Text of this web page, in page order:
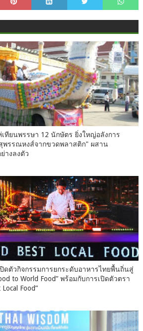
ทียนพรรษา 12 นักษัตร ยิ่งใหญ่อลังการ
พรรณหงส์จากขวดพลาสติก" ผสาน
างลงตัว
ดตัวกิจกรรมการยกระดับอาหารไทยพื้นถิ่นสู่
to World Food” พร้อมกับการเปิดตัวตรา
Food”